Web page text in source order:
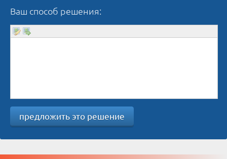
Ваш способ решения:
предложить это решение